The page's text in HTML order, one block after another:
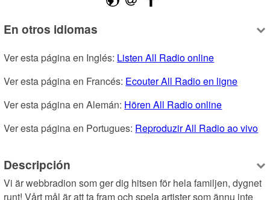
En otros idiomas
Ver esta página en Inglés: Listen All Radio online
Ver esta página en Francés: Ecouter All Radio en ligne
Ver esta página en Alemán: Hören All Radio online
Ver esta página en Portugues: Reproduzir All Radio ao vivo
Descripción
Vi är webbradion som ger dig hitsen för hela familjen, dygnet
runt! Vårt mål är att ta fram och spela artister som ännu inte